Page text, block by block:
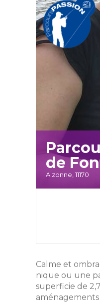
de
Alzonne, 11170
Calme et
nique ou une
superficie de